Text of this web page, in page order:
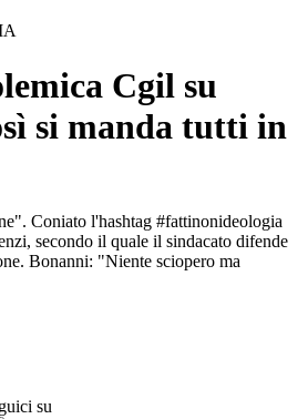
Cgil su
si manda tutti in
Coniato l'hashtag #fattinonideologia
secondo il quale il sindacato difende
Bonanni: "Niente sciopero ma
su